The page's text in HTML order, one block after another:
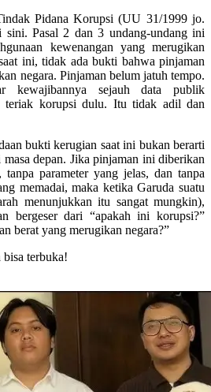
Pidana Korupsi (UU 31/1999 jo.
Pasal 2 dan 3 undang-undang ini
kewenangan yang merugikan
ini, tidak ada bukti bahwa pinjaman
negara. Pinjaman belum jatuh tempo.
kewajibannya sejauh data publik
teriak korupsi dulu. Itu tidak adil dan
bukti kerugian saat ini bukan berarti
depan. Jika pinjaman ini diberikan
parameter yang jelas, dan tanpa
memadai, maka ketika Garuda suatu
menunjukkan itu sangat mungkin),
bergeser dari “apakah ini korupsi?”
berat yang merugikan negara?”
terbuka!